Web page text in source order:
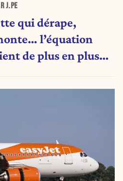
J.PE
qui dérape,
l’équation
de plus en plus